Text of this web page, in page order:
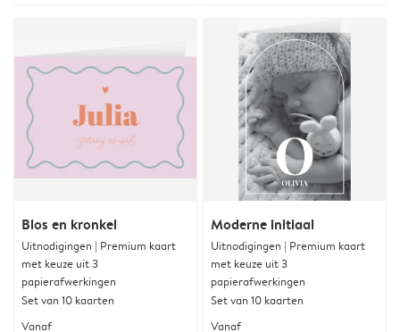
Blos en kronkel
Uitnodigingen | Premium kaart
met keuze uit 3
papierafwerkingen
Set van 10 kaarten
Vanaf
Moderne initiaal
Uitnodigingen | Premium kaart
met keuze uit 3
papierafwerkingen
Set van 10 kaarten
Vanaf